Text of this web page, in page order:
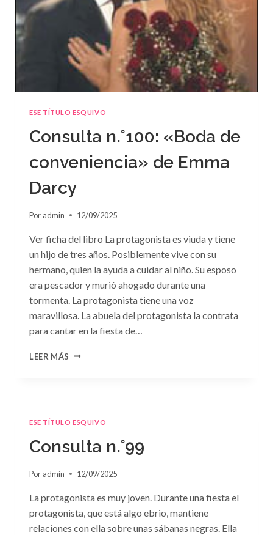
ESE TÍTULO ESQUIVO
Consulta n.°100: «Boda de
conveniencia» de Emma
Darcy
Por admin 12/09/2025
Ver ficha del libro La protagonista es viuda y tiene
un hijo de tres años. Posiblemente vive con su
hermano, quien la ayuda a cuidar al niño. Su esposo
era pescador y murió ahogado durante una
tormenta. La protagonista tiene una voz
maravillosa. La abuela del protagonista la contrata
para cantar en la fiesta de…
LEER MÁS CONSULTA
DE
EMMA
DARCY
ESE TÍTULO ESQUIVO
Consulta n.°99
Por admin 12/09/2025
La protagonista es muy joven. Durante una fiesta el
protagonista, que está algo ebrio, mantiene
relaciones con ella sobre unas sábanas negras. Ella